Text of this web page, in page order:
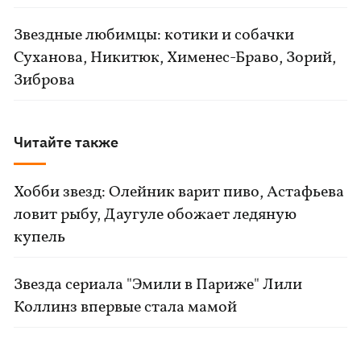
Звездные любимцы: котики и собачки
Суханова, Никитюк, Хименес-Браво, Зорий,
Зиброва
Читайте также
Хобби звезд: Олейник варит пиво, Астафьева
ловит рыбу, Даугуле обожает ледяную
купель
Звезда сериала "Эмили в Париже" Лили
Коллинз впервые стала мамой